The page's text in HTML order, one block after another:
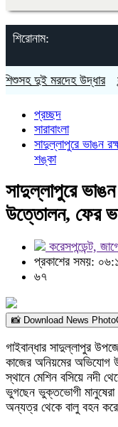
শিরোনাম:
দুই মরদেহ উদ্ধার
প্রচ্ছদ
সারাবাংলা
সাদুল্লাপুরে ভাঙন
শঙ্কা
সাদুল্লাপুরে
উত্তোলন, ফের
করেসপন্ডেন্ট,
প্রকাশের সময়:
৬৭
📸 Download News
গাইবান্ধার সাদুল্লাপুর
কাজের অনিয়মের অভিযোগ
স্থানে মেশিন বসিয়ে নদী
ভুগছেন ভুক্তভোগী
অন্যত্র থেকে বালু বহন